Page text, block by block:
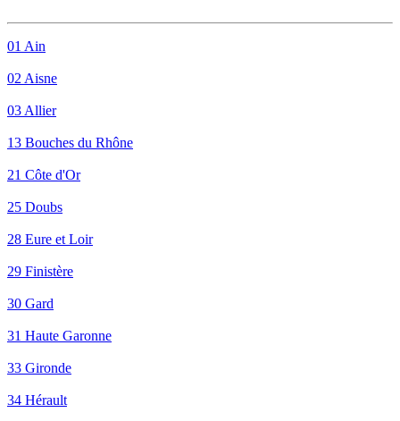
01 Ain
02 Aisne
03 Allier
13 Bouches du Rhône
21 Côte d'Or
25 Doubs
28 Eure et Loir
29 Finistère
30 Gard
31 Haute Garonne
33 Gironde
34 Hérault